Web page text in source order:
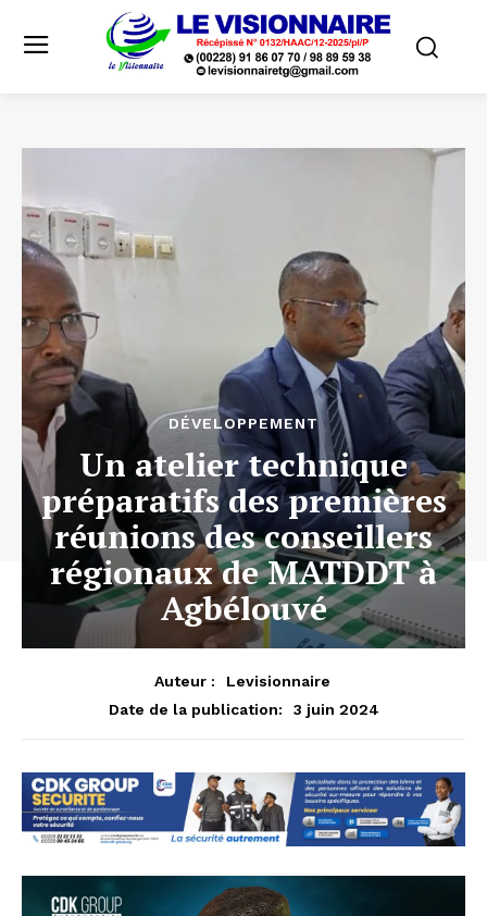
DÉVELOPPEMENT
Un atelier technique
préparatifs des premières
réunions des conseillers
régionaux de MATDDT à
Agbélouvé
Auteur :
Levisionnaire
Date de la publication:
3 juin 2024